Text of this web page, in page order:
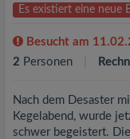
Es existiert eine neue
Besucht am
2 Personen
Nach dem Desaster
Kegelabend, wurde
schwer begeistert.